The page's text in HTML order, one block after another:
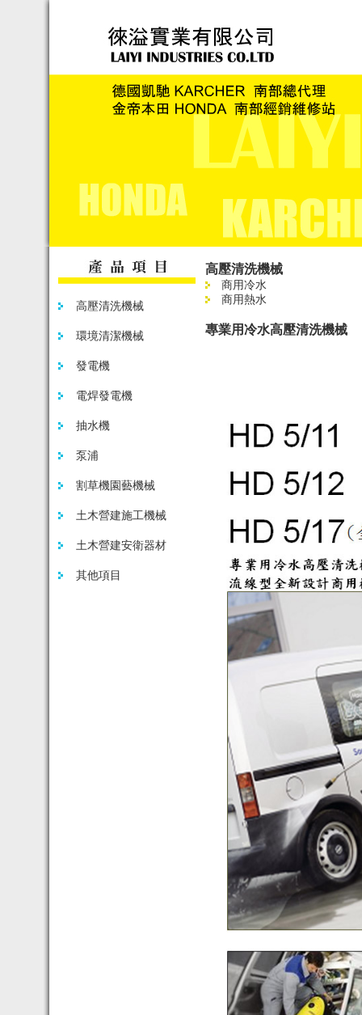
高壓清洗機械
環境清潔機械
發電機
電焊發電機
抽水機
泵浦
割草機園藝機械
土木營建施工機械
土木營建安衛器材
其他項目
高壓清洗機械
商用冷水
商用熱水
專業用冷水高壓清洗機械